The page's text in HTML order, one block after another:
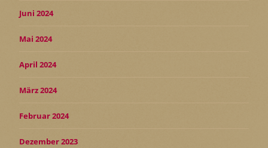
Juni 2024
Mai 2024
April 2024
März 2024
Februar 2024
Dezember 2023